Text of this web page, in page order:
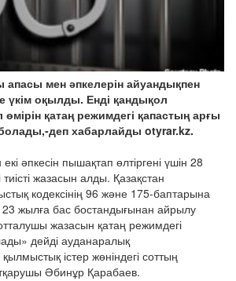
мен әпкелерін айуандықпен
үкім оқылды. Енді қандықол
қатаң режимдегі қапастың арғы
болады,-деп хабарлайды otyrar.kz.
әпкесін пышақтап өлтіргені үшін 28
жазасын алды. Қазақстан
кодексінің 96 және 175-баптарына
жылға бас бостандығынан айрылу
жазасын қатаң режимдегі
дейді ауданаралық
істер жөніндегі соттың
Әбинұр Қарабаев.